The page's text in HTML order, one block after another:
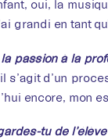
oui, la
grandi en tant
passion à la
s’agit d’un
encore, mon
tu de